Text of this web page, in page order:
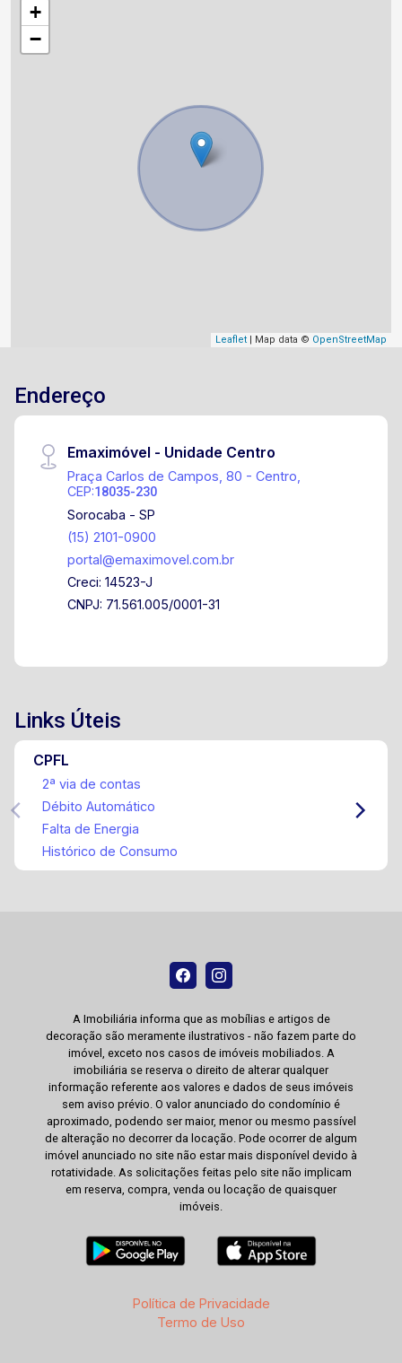
+
−
Leaflet | Map data © OpenStreetMap
Endereço
Emaximóvel - Unidade Centro
Praça Carlos de Campos, 80 - Centro,
CEP:18035-230
Sorocaba - SP
(15) 2101-0900
portal@emaximovel.com.br
Creci: 14523-J
CNPJ: 71.561.005/0001-31
Links Úteis
CPFL
2ª via de contas
Débito Automático
Falta de Energia
Histórico de Consumo
A Imobiliária informa que as mobílias e artigos de
decoração são meramente ilustrativos - não fazem parte do
imóvel, exceto nos casos de imóveis mobiliados. A
imobiliária se reserva o direito de alterar qualquer
informação referente aos valores e dados de seus imóveis
sem aviso prévio. O valor anunciado do condomínio é
aproximado, podendo ser maior, menor ou mesmo passível
de alteração no decorrer da locação. Pode ocorrer de algum
imóvel anunciado no site não estar mais disponível devido à
rotatividade. As solicitações feitas pelo site não implicam
em reserva, compra, venda ou locação de quaisquer
imóveis.
Política de Privacidade
Termo de Uso